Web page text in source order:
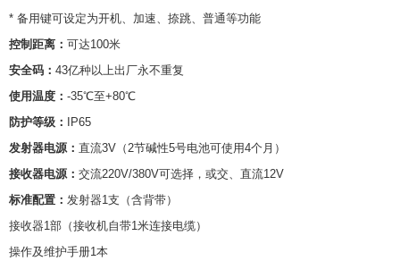
* 备用键可设定为开机、加速、捺跳、普通等功能
控制距离： 可达100米
安全码： 43亿种以上出厂永不重复
使用温度： -35℃至+80℃
防护等级：
IP65
发射器电源： 直流3V（2节碱性5号电池可使用4个月）
接收器电源： 交流220V/380V可选择，或交、直流12V
标准配置： 发射器1支（含背带）
接收器1部（接收机自带1米连接电缆）
操作及维护手册1本